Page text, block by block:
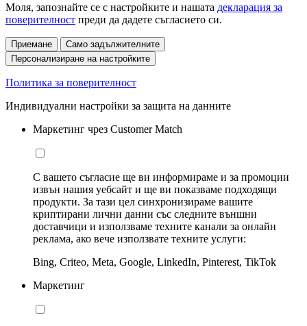
Моля, запознайте се с настройките и нашата декларация за
поверителност преди да дадете съгласието си.
Приемане
Само задължителните
Персонализиране на настройките
Политика за поверителност
Индивидуални настройки за защита на данните
Маркетинг чрез Customer Match
С вашето съгласие ще ви информираме и за промоции
извън нашия уебсайт и ще ви показваме подходящи
продукти. За тази цел синхронизираме вашите
криптирани лични данни със следните външни
доставчици и използваме техните канали за онлайн
реклама, ако вече използвате техните услуги:
Bing, Criteo, Meta, Google, LinkedIn, Pinterest, TikTok
Маркетинг